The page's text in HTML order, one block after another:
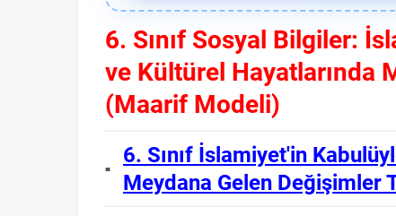
6. Sınıf Sosyal Bilgiler:
ve Kültürel Hayatlarında
(Maarif Modeli)
6. Sınıf İslamiyet'in
Meydana Gelen Değişimler